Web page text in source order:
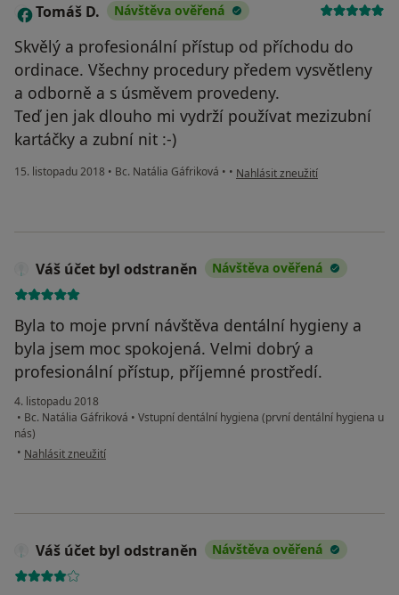
T Tomáš D. Návštěva ověřená
Skvělý a profesionální přístup od příchodu do
ordinace. Všechny procedury předem vysvětleny
a odborně a s úsměvem provedeny.
Teď jen jak dlouho mi vydrží používat mezizubní
kartáčky a zubní nit :-)
15. listopadu 2018 • Bc. Natália Gáfriková • • podle názoru uživatele Tomáš D.
Nahlásit zneužití
Váš účet byl odstraněn Návštěva ověřená
Byla to moje první návštěva dentální hygieny a
byla jsem moc spokojená. Velmi dobrý a
profesionální přístup, příjemné prostředí.
4. listopadu 2018
• Bc. Natália Gáfriková • Vstupní dentální hygiena (první dentální hygiena u
nás)
• podle názoru uživatele Váš účet byl odstraněn
Nahlásit zneužití
Váš účet byl odstraněn Návštěva ověřená